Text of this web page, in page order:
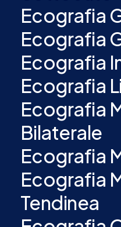
Ecografia
Ecografia
Ecografia
Ecografia
Ecografia
Bilaterale
Ecografia
Ecografia
Tendinea